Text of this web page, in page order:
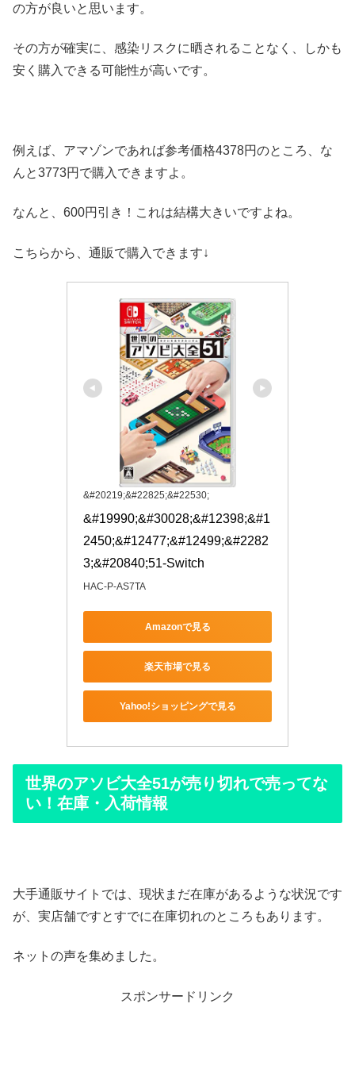
の方が良いと思います。
その方が確実に、感染リスクに晒されることなく、しかも
安く購入できる可能性が高いです。
例えば、アマゾンであれば参考価格4378円のところ、な
んと3773円で購入できますよ。
なんと、600円引き！これは結構大きいですよね。
こちらから、通販で購入できます↓
&#20219;&#22825;&#22530;
&#19990;&#30028;&#12398;&#1
2450;&#12477;&#12499;&#2282
3;&#20840;51-Switch
HAC-P-AS7TA
Amazonで見る
楽天市場で見る
Yahoo!ショッピングで見る
世界のアソビ大全51が売り切れで売ってな
い！在庫・入荷情報
大手通販サイトでは、現状まだ在庫があるような状況です
が、実店舗ですとすでに在庫切れのところもあります。
ネットの声を集めました。
スポンサードリンク